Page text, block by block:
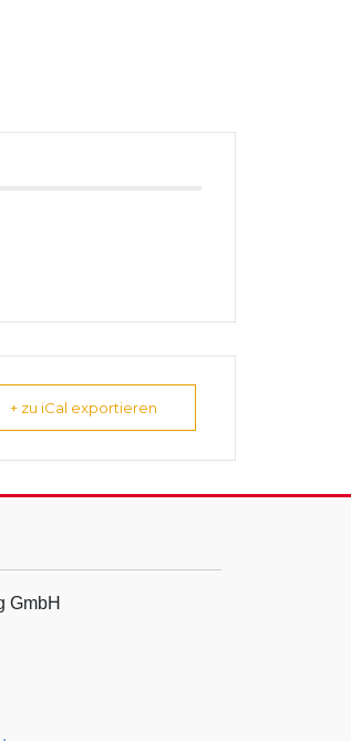
+ zu iCal exportieren
GmbH